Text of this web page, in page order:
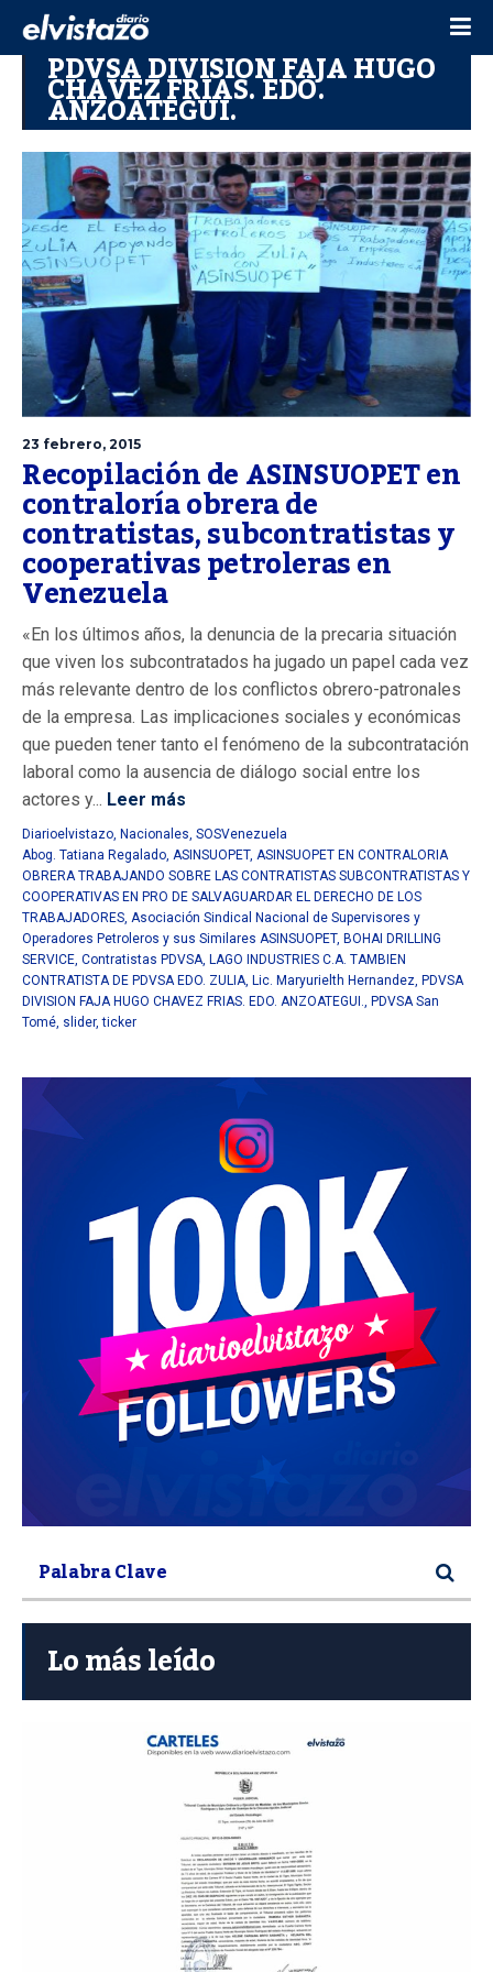
PDVSA DIVISION FAJA HUGO
CHAVEZ FRIAS. EDO.
ANZOATEGUI.
23 febrero, 2015
Recopilación de ASINSUOPET en
contraloría obrera de
contratistas, subcontratistas y
cooperativas petroleras en
Venezuela
«En los últimos años, la denuncia de la precaria situación
que viven los subcontratados ha jugado un papel cada vez
más relevante dentro de los conflictos obrero-patronales
de la empresa. Las implicaciones sociales y económicas
que pueden tener tanto el fenómeno de la subcontratación
laboral como la ausencia de diálogo social entre los
actores y... Leer más
Diarioelvistazo, Nacionales, SOSVenezuela
Abog. Tatiana Regalado, ASINSUOPET, ASINSUOPET EN CONTRALORIA
OBRERA TRABAJANDO SOBRE LAS CONTRATISTAS SUBCONTRATISTAS Y
COOPERATIVAS EN PRO DE SALVAGUARDAR EL DERECHO DE LOS
TRABAJADORES, Asociación Sindical Nacional de Supervisores y
Operadores Petroleros y sus Similares ASINSUOPET, BOHAI DRILLING
SERVICE, Contratistas PDVSA, LAGO INDUSTRIES C.A. TAMBIEN
CONTRATISTA DE PDVSA EDO. ZULIA, Lic. Maryurielth Hernandez, PDVSA
DIVISION FAJA HUGO CHAVEZ FRIAS. EDO. ANZOATEGUI., PDVSA San
Tomé, slider,ticker
Lo más leído